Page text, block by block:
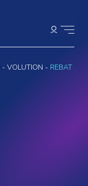
- VOLUTION - REBAT